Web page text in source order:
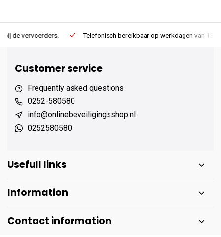
Telefonisch bereikbaar op werkdagen van 13:00 tot 17:00
Customer service
Frequently asked questions
0252-580580
info@onlinebeveiligingsshop.nl
0252580580
Usefull links
Information
Contact information